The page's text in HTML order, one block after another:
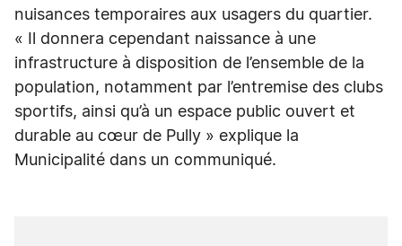
nuisances temporaires aux usagers du quartier.
« Il donnera cependant naissance à une
infrastructure à disposition de l’ensemble de la
population, notamment par l’entremise des clubs
sportifs, ainsi qu’à un espace public ouvert et
durable au cœur de Pully » explique la
Municipalité dans un communiqué.